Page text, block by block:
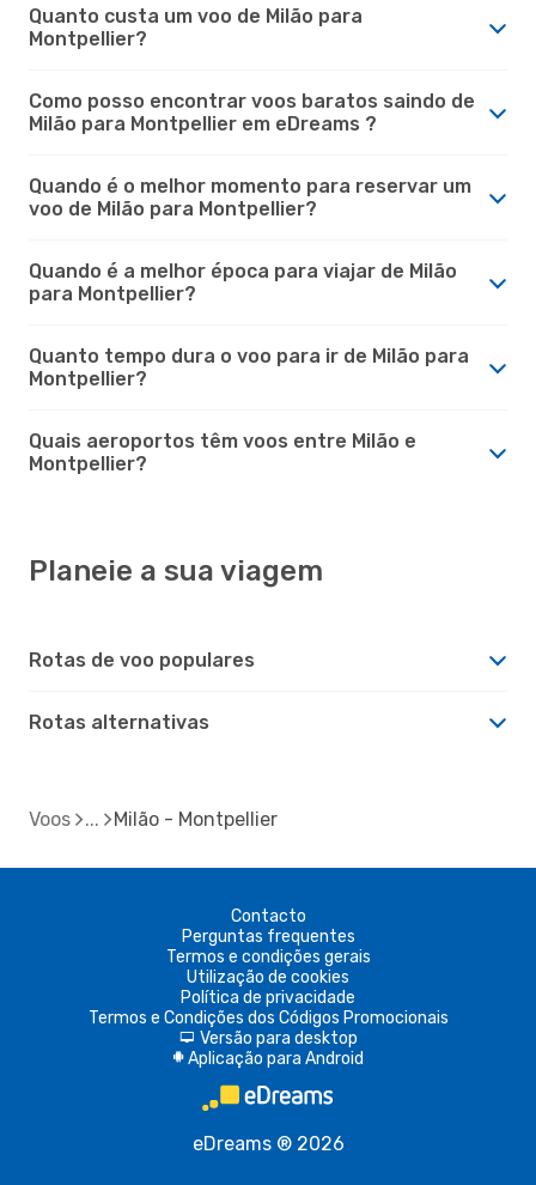
Quanto custa um voo de Milão para
Montpellier?
Como posso encontrar voos baratos saindo de
Milão para Montpellier em eDreams ?
Quando é o melhor momento para reservar um
voo de Milão para Montpellier?
Quando é a melhor época para viajar de Milão
para Montpellier?
Quanto tempo dura o voo para ir de Milão para
Montpellier?
Quais aeroportos têm voos entre Milão e
Montpellier?
Planeie a sua viagem
Rotas de voo populares
Rotas alternativas
Voos Milão - Montpellier
Contacto
Perguntas frequentes
Termos e condições gerais
Utilização de cookies
Política de privacidade
Termos e Condições dos Códigos Promocionais
d Versão para desktop
A Aplicação para Android
eDreams ® 2026